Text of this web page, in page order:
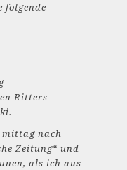
folgende
Ritters
mittag nach
Zeitung“ und
als ich aus